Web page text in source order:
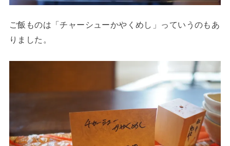
ご飯ものは「チャーシューかやくめし」っていうのもあ
りました。